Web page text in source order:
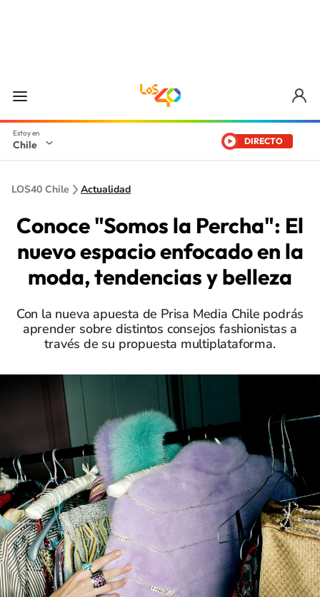
Chile DIRECTO
LOS40 Chile Actualidad
Conoce "Somos la Percha": El
nuevo espacio enfocado en la
moda, tendencias y belleza
Con la nueva apuesta de Prisa Media Chile podrás
aprender sobre distintos consejos fashionistas a
través de su propuesta multiplataforma.